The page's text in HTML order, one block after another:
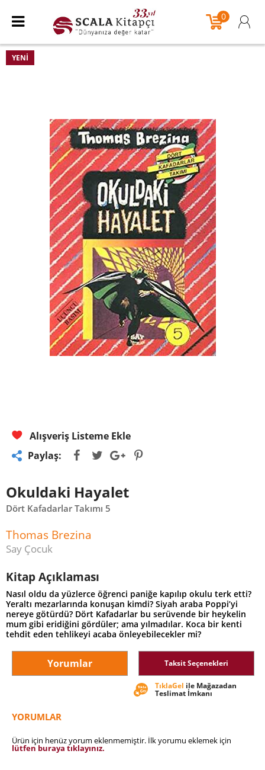
0
YENI
Alışveriş Listeme Ekle
Paylaş:
Okuldaki Hayalet
Dört Kafadarlar Takımı 5
Thomas Brezina
Say Çocuk
Kitap Açıklaması
Nasıl oldu da yüzlerce öğrenci paniğe kapılıp okulu terk etti?
Yeraltı mezarlarında konuşan kimdi? Siyah araba Poppi’yi
nereye götürdü? Dört Kafadarlar bu serüvende bir heykelin
mum gibi eridiğini gördüler; ama yılmadılar. Koca bir kenti
tehdit eden tehlikeyi acaba önleyebilecekler mi?
Yorumlar Taksit Seçenekleri
TıklaGel ile Mağazadan
Teslimat İmkanı
YORUMLAR
Ürün için henüz yorum eklenmemiştir. İlk yorumu eklemek için
lütfen buraya tıklayınız.